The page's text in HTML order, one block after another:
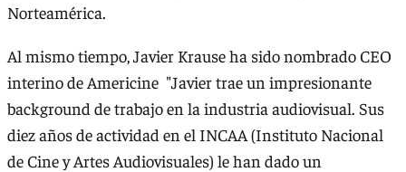
Norteamérica.
Al mismo tiempo, Javier Krause ha sido nombrado CEO
interino de Americine "Javier trae un impresionante
background de trabajo en la industria audiovisual. Sus
diez años de actividad en el INCAA (Instituto Nacional
de Cine y Artes Audiovisuales) le han dado un